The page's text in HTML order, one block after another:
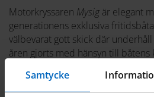
Samtycke
Motorkryssaren Mysig är elegant
generationens exklusiva
välbevarat gott skick där
åren gjorts med hänsyn till båtens
för att klarlägga båtens tidigaste
byggåret är 1919 och den troliga